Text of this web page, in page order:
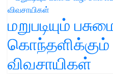
மறுபடியும்
விவசாயிகள்